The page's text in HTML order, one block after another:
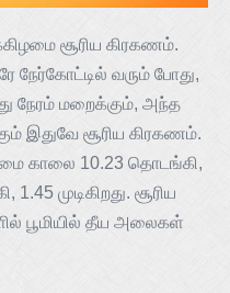
சூரிய கிரகணம்.
நேர்கோட்டில் வரும் போது,
நேரம் மறைக்கும், அந்த
இதுவே சூரிய கிரகணம்.
காலை 10.23 தொடங்கி,
முடிகிறது. சூரிய
பூமியில் தீய அலைகள்